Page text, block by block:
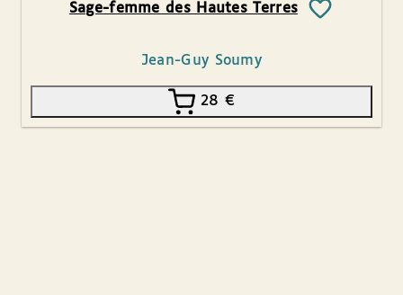
Sage-femme des Hautes Terres
Jean-Guy Soumy
28 €